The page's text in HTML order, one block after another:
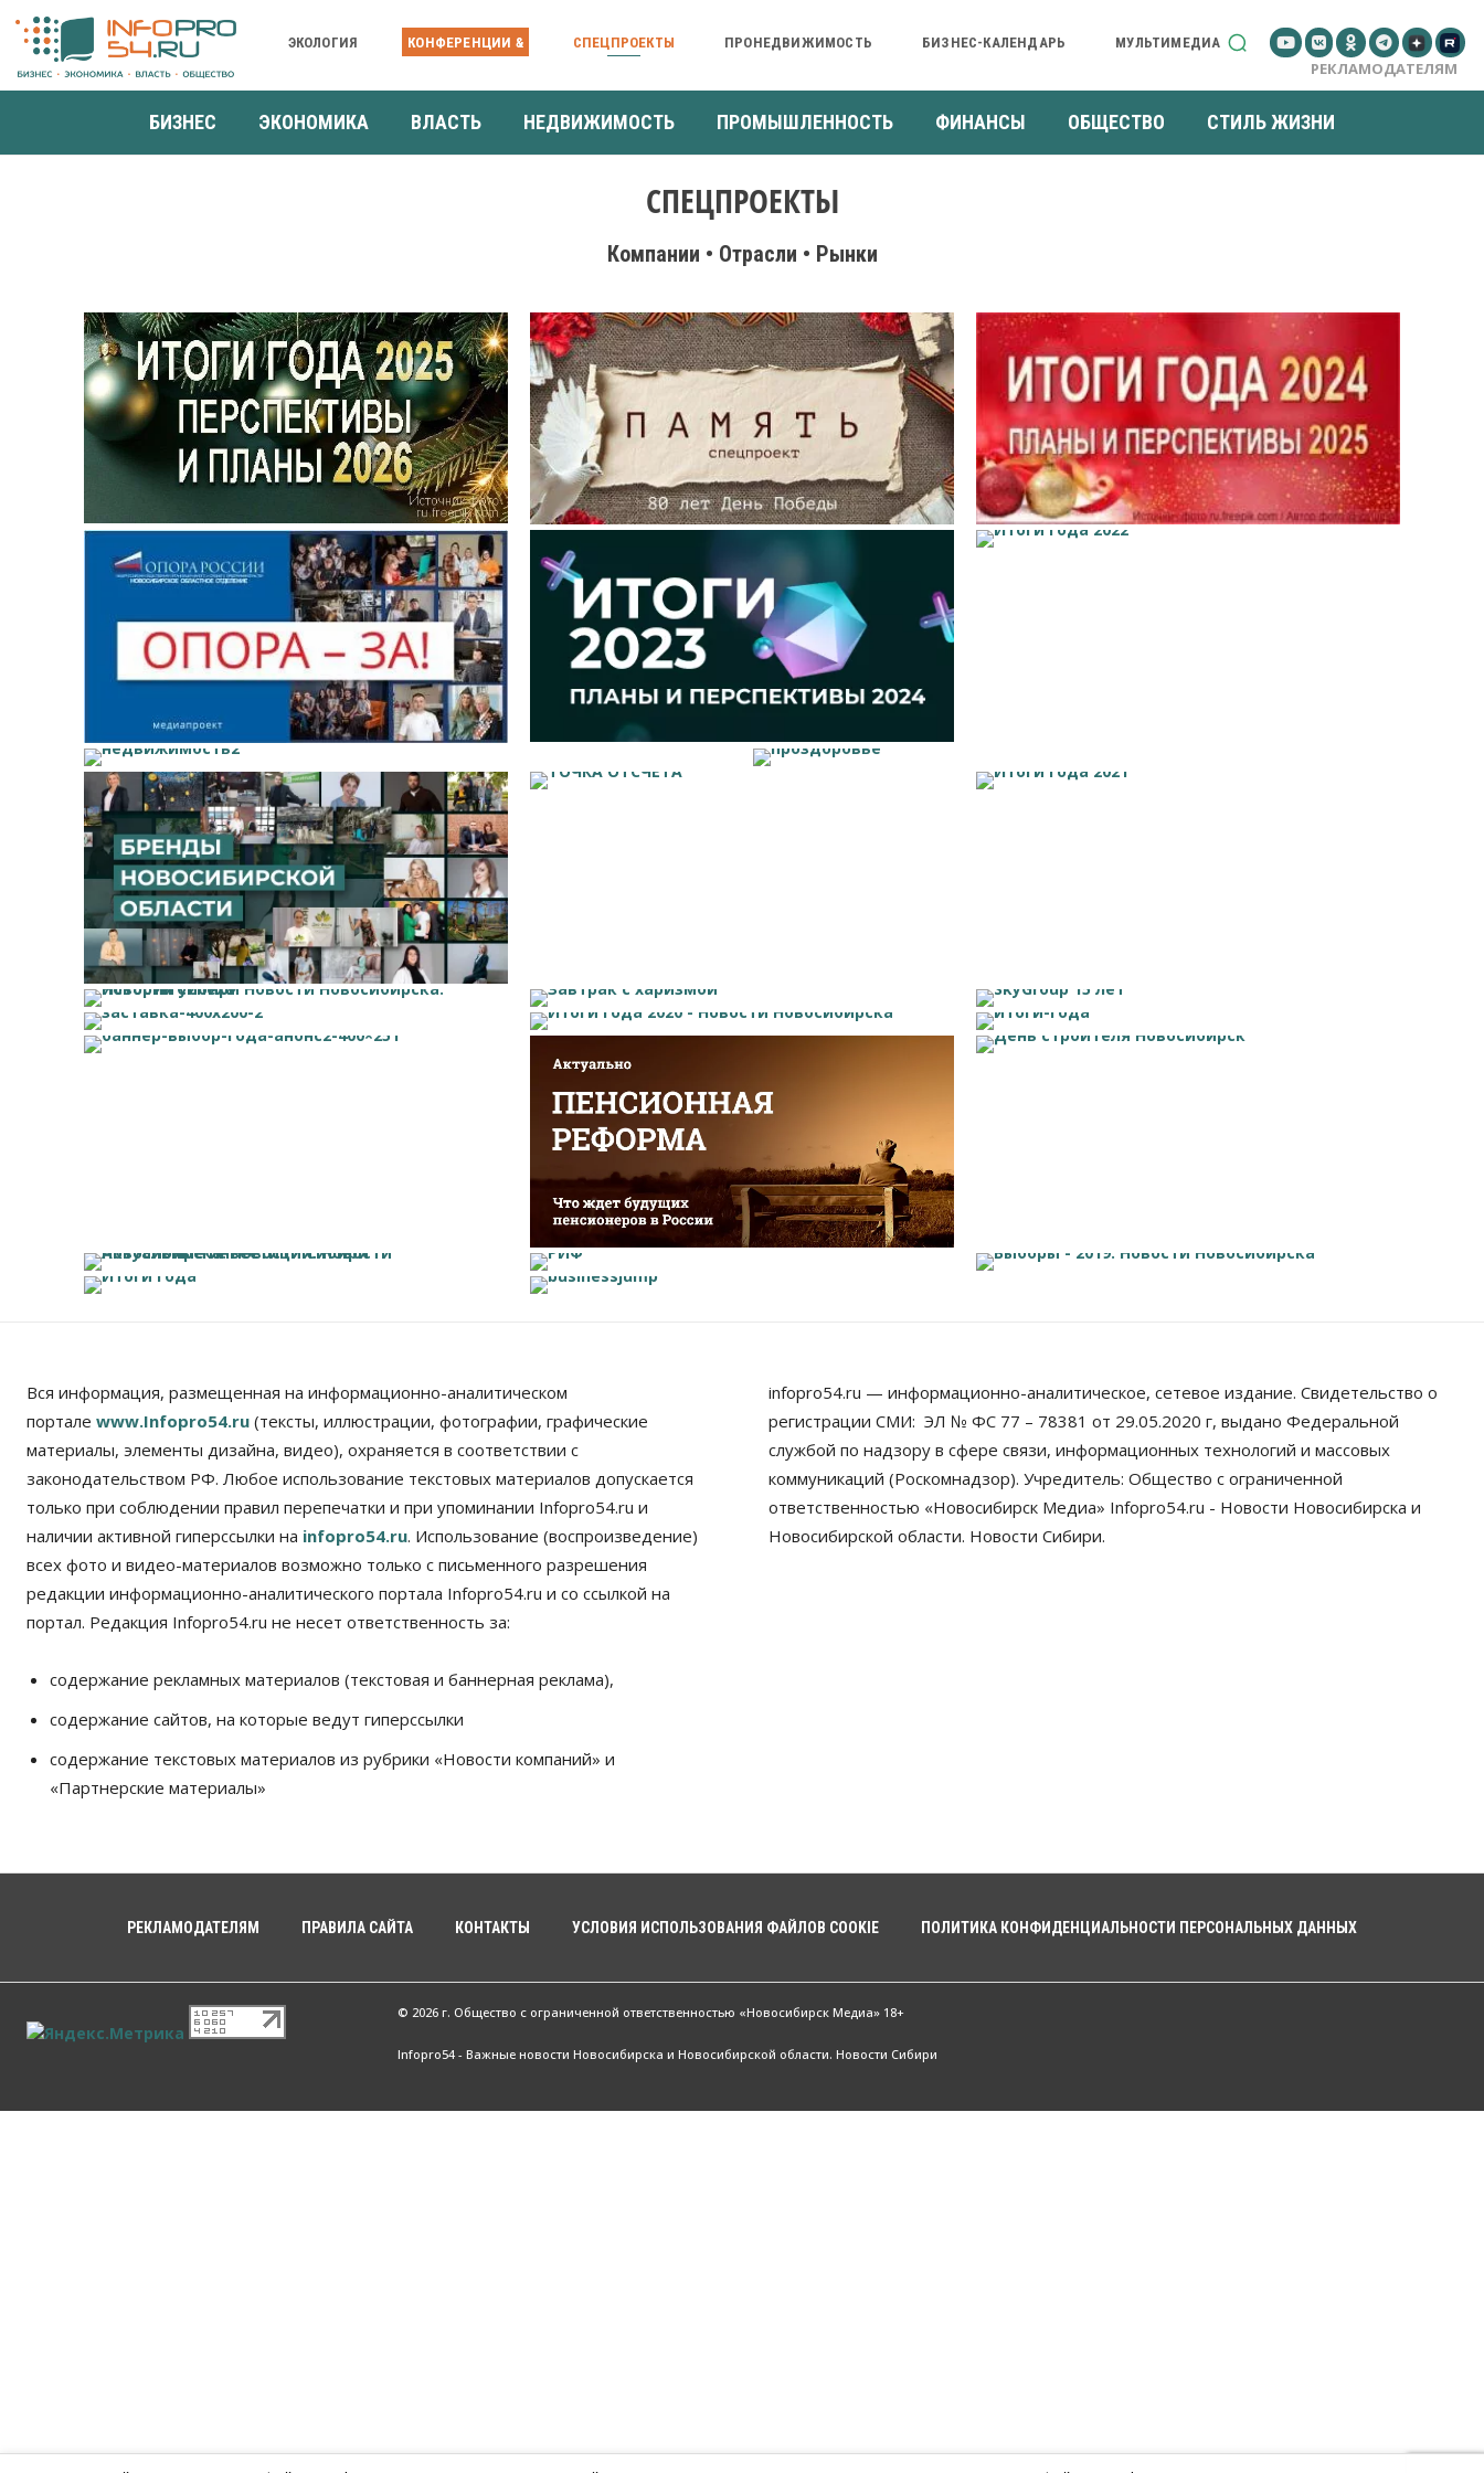
ЭКОЛОГИЯ КОНФЕРЕНЦИИ & СПЕЦПРОЕКТЫ ПРОНЕДВИЖИМОСТЬ БИЗНЕС-КАЛЕНДАРЬ МУЛЬТИМЕДИА
РЕКЛАМОДАТЕЛЯМ
БИЗНЕС ЭКОНОМИКА ВЛАСТЬ НЕДВИЖИМОСТЬ ПРОМЫШЛЕННОСТЬ ФИНАНСЫ ОБЩЕСТВО СТИЛЬ ЖИЗНИ
СПЕЦПРОЕКТЫ
Компании • Отрасли • Рынки
Вся информация, размещенная на информационно-аналитическом
портале www.Infopro54.ru (тексты, иллюстрации, фотографии, графические
материалы, элементы дизайна, видео), охраняется в соответствии с
законодательством РФ. Любое использование текстовых материалов допускается
только при соблюдении правил перепечатки и при упоминании Infopro54.ru и
наличии активной гиперссылки на infopro54.ru. Использование (воспроизведение)
всех фото и видео-материалов возможно только с письменного разрешения
редакции информационно-аналитического портала Infopro54.ru и со ссылкой на
портал. Редакция Infopro54.ru не несет ответственность за:
содержание рекламных материалов (текстовая и баннерная реклама),
содержание сайтов, на которые ведут гиперссылки
содержание текстовых материалов из рубрики «Новости компаний» и
«Партнерские материалы»
infopro54.ru — информационно-аналитическое, сетевое издание. Свидетельство о
регистрации СМИ: ЭЛ № ФС 77 – 78381 от 29.05.2020 г, выдано Федеральной
службой по надзору в сфере связи, информационных технологий и массовых
коммуникаций (Роскомнадзор). Учредитель: Общество с ограниченной
ответственностью «Новосибирск Медиа» Infopro54.ru - Новости Новосибирска и
Новосибирской области. Новости Сибири.
РЕКЛАМОДАТЕЛЯМ ПРАВИЛА САЙТА КОНТАКТЫ УСЛОВИЯ ИСПОЛЬЗОВАНИЯ ФАЙЛОВ COOKIE ПОЛИТИКА КОНФИДЕНЦИАЛЬНОСТИ ПЕРСОНАЛЬНЫХ ДАННЫХ
© 2026 г. Общество с ограниченной ответственностью «Новосибирск Медиа» 18+
Infopro54 - Важные новости Новосибирска и Новосибирской области. Новости Сибири